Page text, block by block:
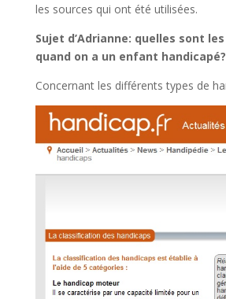
les sources qui ont été utilisées.
Sujet d’Adrianne: quelles sont
quand on a un enfant handicapé?
Concernant les différents types de